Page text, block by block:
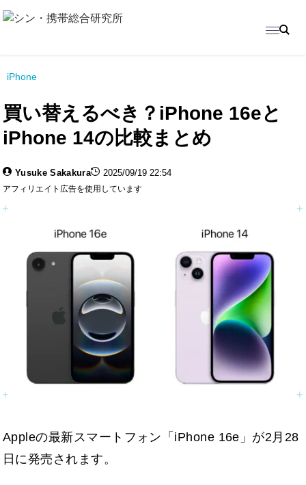
iPhone
買い替えるべき？iPhone 16eと
iPhone 14の比較まとめ
Yusuke Sakakura 2025/09/19 22:54
アフィリエイト広告を使用しています
Appleの最新スマートフォン「iPhone 16e」が2月28
日に発売されます。